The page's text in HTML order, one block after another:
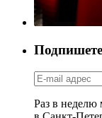
Раз в неделю